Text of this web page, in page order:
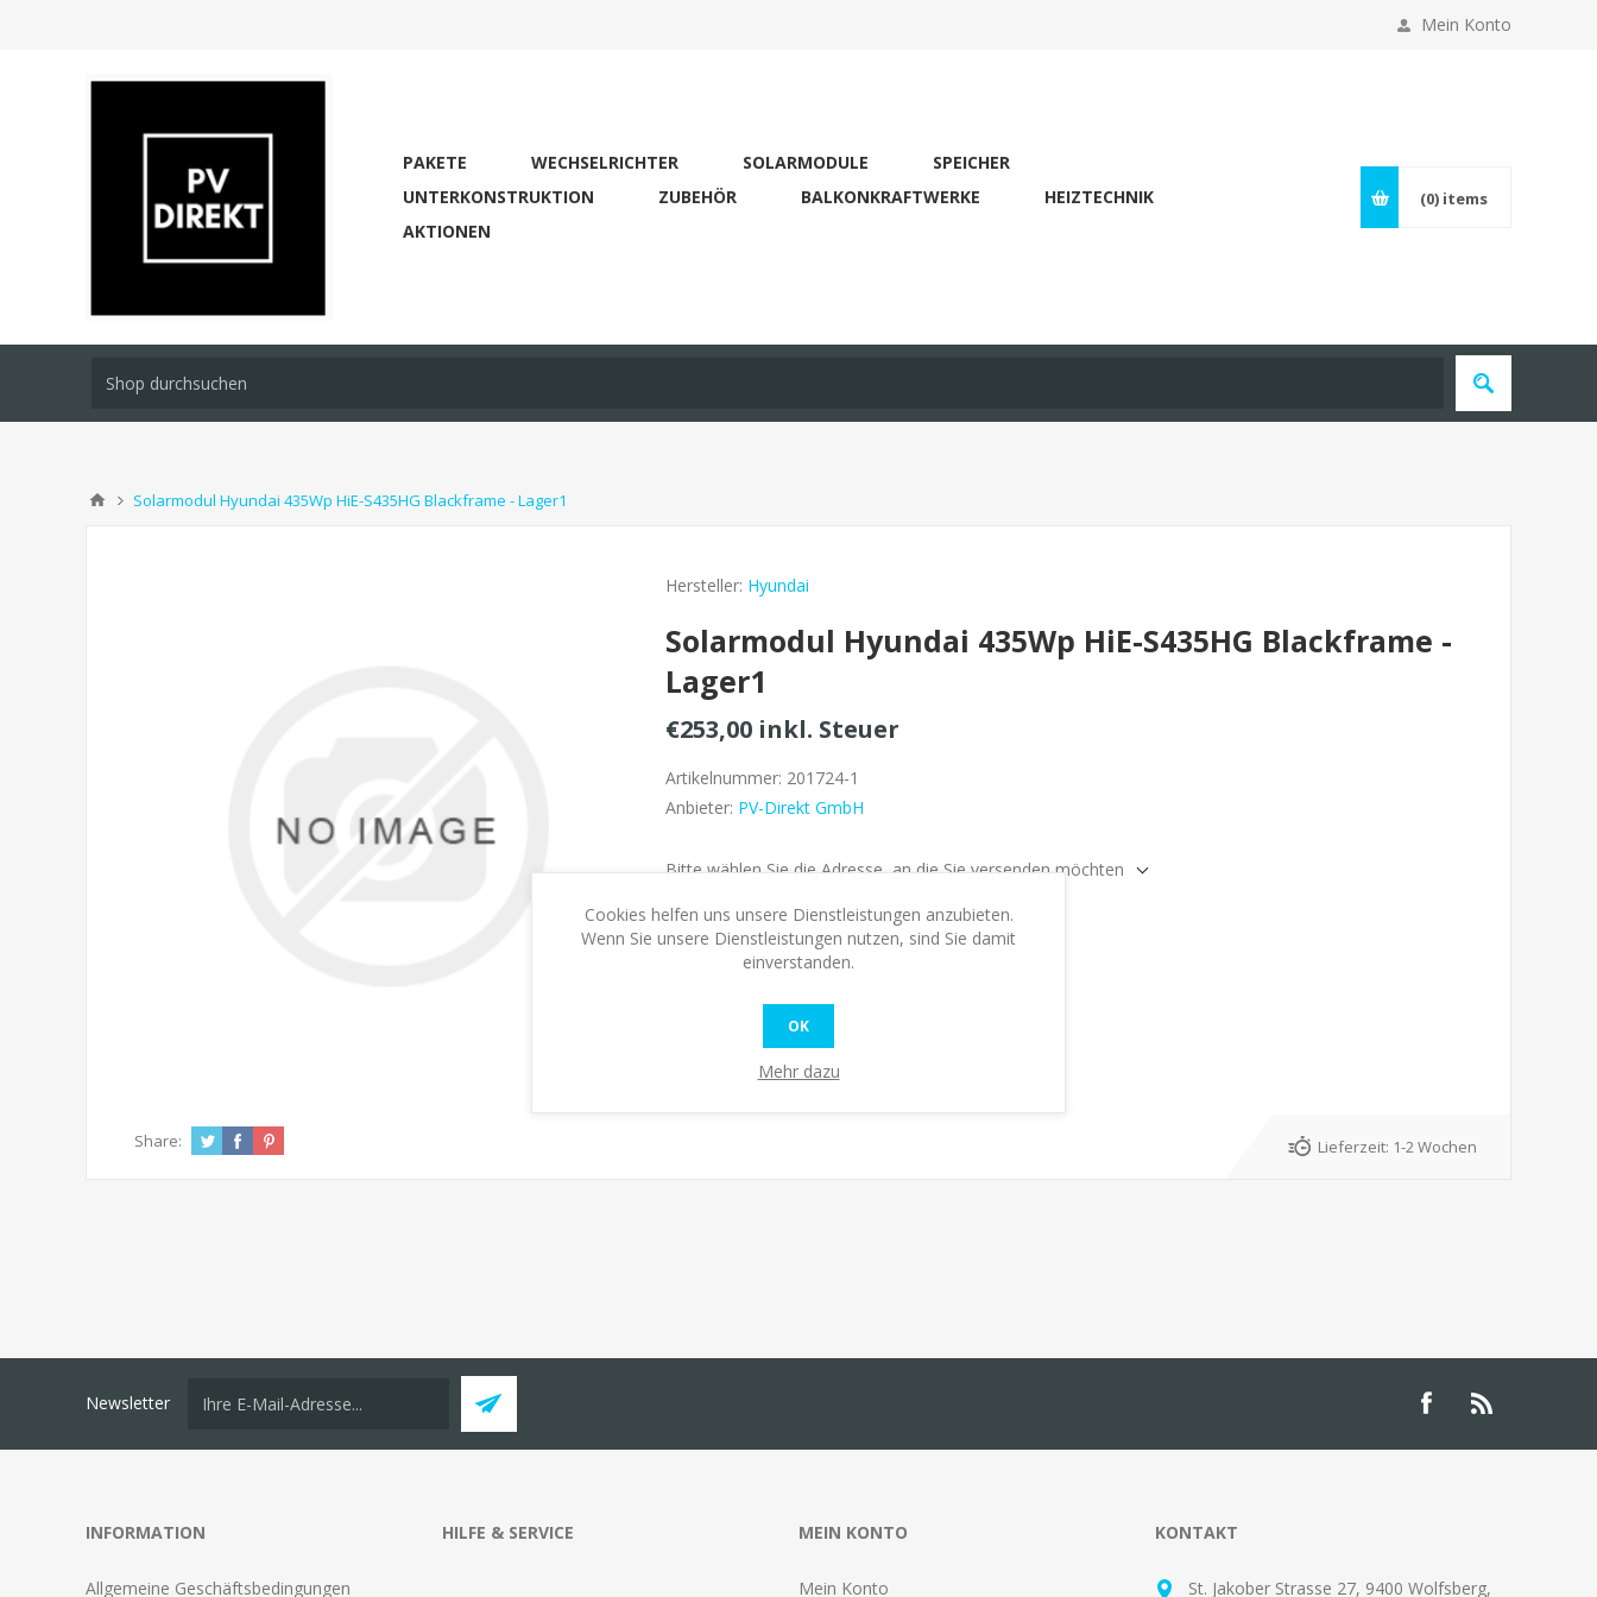
Mein Konto
PAKETE WECHSELRICHTER SOLARMODULE
SPEICHER
UNTERKONSTRUKTION
ZUBEHÖR BALKONKRAFTWERKE
HEIZTECHNIK
AKTIONEN
(0) items
Solarmodul Hyundai 435Wp HiE-S435HG Blackframe - Lager1
Hersteller: Hyundai
Solarmodul Hyundai 435Wp HiE-S435HG Blackframe -
Lager1
€253,00 inkl. Steuer
Artikelnummer: 201724-1
Anbieter: PV-Direkt GmbH
Bitte wählen Sie die Adresse, an die Sie versenden möchten
Verfügbarkeit: Nicht auf Lager
Share: Lieferzeit: 1-2 Wochen
Newsletter
INFORMATION
Allgemeine Geschäftsbedingungen
HILFE & SERVICE MEIN KONTO
Mein Konto
KONTAKT
St. Jakober Strasse 27, 9400 Wolfsberg,
Cookies helfen uns unsere Dienstleistungen anzubieten.
Wenn Sie unsere Dienstleistungen nutzen, sind Sie damit
einverstanden.
OK
Mehr dazu